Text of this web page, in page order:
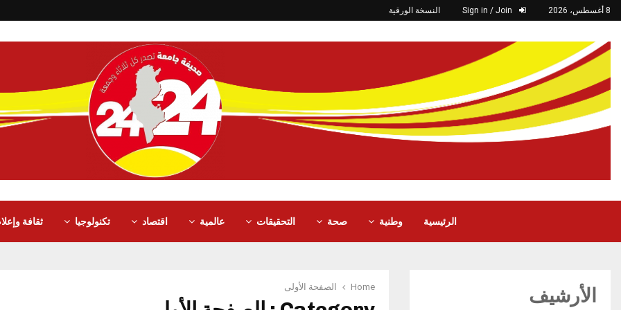
8 أغسطس، 2026 النسخة الورقية
الرئيسية وطنية صحة التحقيقات عالمية اقتصاد تكنولوجيا ثقافة
Home الصفحة الأولى الأرشيف